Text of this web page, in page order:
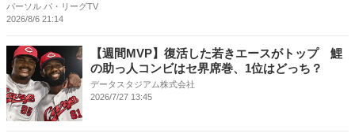
パーソル パ・リーグTV
2026/8/6 21:14
【週間MVP】復活した若きエースがトップ 鯉
の助っ人コンビはセ界席巻、1位はどっち？
データスタジアム株式会社
2026/7/27 13:45